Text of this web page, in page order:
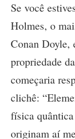
Se você
Holmes, o
Conan Doyle,
propriedade
começaria
clichê:
física
originam aí